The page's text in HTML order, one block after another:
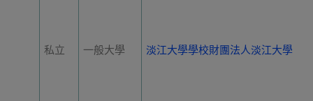
私立 一般大學 淡江大學學校財團法人淡江大學